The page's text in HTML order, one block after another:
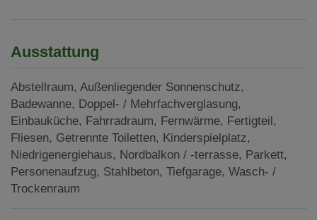
Ausstattung
Abstellraum Außenliegender Sonnenschutz
Badewanne Doppel- / Mehrfachverglasung
Einbauküche Fahrradraum Fernwärme Fertigteil
Fliesen Getrennte Toiletten Kinderspielplatz
Niedrigenergiehaus
Nordbalkon / -terrasse Parkett
Personenaufzug Stahlbeton Tiefgarage Wasch- /
Trockenraum